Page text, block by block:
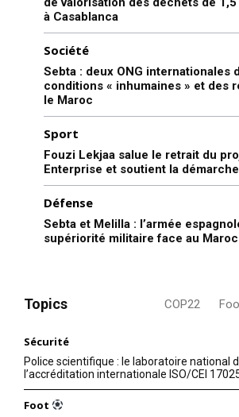
à Casablanca
Société
Sebta : deux ONG internationales
conditions « inhumaines » et des
le Maroc
Sport
Fouzi Lekjaa salue le retrait du
Enterprise et soutient la
Défense
Sebta et Melilla : l’armée
supériorité militaire face au Maroc
Topics COP22
Sécurité
Police scientifique : le laboratoire national
l’accréditation internationale ISO/CEI
Foot